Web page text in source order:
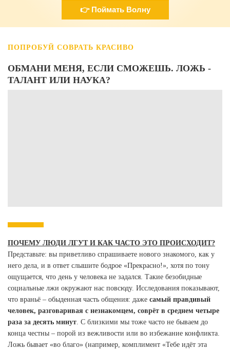
👉 Поймать Волну
ПОПРОБУЙ СОВРАТЬ КРАСИВО
ОБМАНИ МЕНЯ, ЕСЛИ СМОЖЕШЬ. ЛОЖЬ -
ТАЛАНТ ИЛИ НАУКА?
ПОЧЕМУ ЛЮДИ ЛГУТ И КАК ЧАСТО ЭТО ПРОИСХОДИТ?
Представьте: вы приветливо спрашиваете нового знакомого, как у
него дела, и в ответ слышите бодрое «Прекрасно!», хотя по тону
ощущается, что день у человека не задался. Такие безобидные
социальные лжи окружают нас повсюду. Исследования показывают,
что враньё – обыденная часть общения: даже самый правдивый
человек, разговаривая с незнакомцем, соврёт в среднем четыре
раза за десять минут . С близкими мы тоже часто не бываем до
конца честны – порой из вежливости или во избежание конфликта.
Ложь бывает «во благо» (например, комплимент «Тебе идёт эта